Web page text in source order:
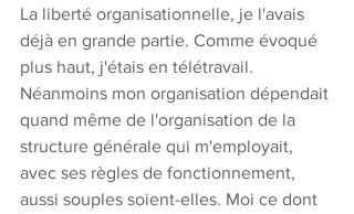
La liberté organisationnelle, je l'avais
déjà en grande partie. Comme évoqué
plus haut, j'étais en télétravail.
Néanmoins mon organisation dépendait
quand même de l'organisation de la
structure générale qui m'employait,
avec ses règles de fonctionnement,
aussi souples soient-elles. Moi ce dont